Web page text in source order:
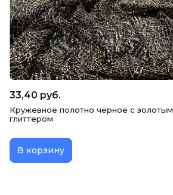
33,40 руб.
Кружевное полотно черное с золотым
глиттером
В корзину